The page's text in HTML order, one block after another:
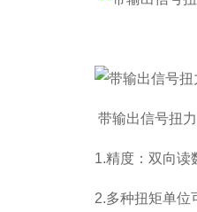
带输出信号扭
1.精度：双向读
2.多种扭矩单位